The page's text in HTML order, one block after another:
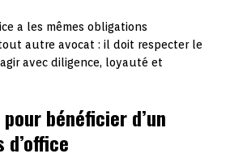
a les mêmes obligations
autre avocat : il doit respecter le
avec diligence, loyauté et
bénéficier d’un